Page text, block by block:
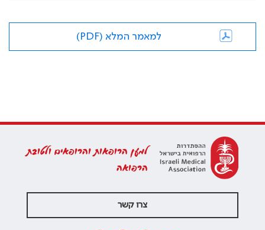
למאמר המלא (PDF)
למען הרופאות והרופאים ולטובת
הרפואה
צרו קשר